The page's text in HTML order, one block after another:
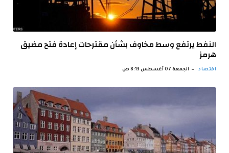
النفط يرتفع وسط مخاوف بشأن مقترحات إعادة فتح مضيق
هرمز
اقتصاد الجمعة 07 أغسطس 8:13 ص